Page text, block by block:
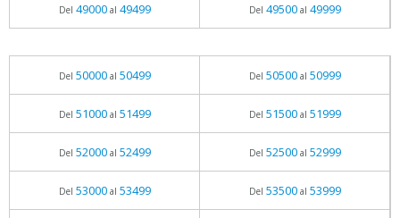
Del 49000al 49499 Del 49500al 49999
Del 50000al 50499 Del 50500al 50999
Del 51000al 51499 Del 51500al 51999
Del 52000al 52499 Del 52500al 52999
Del 53000al 53499 Del 53500al 53999